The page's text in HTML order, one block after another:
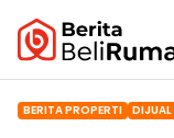
BERITA PROPERTI